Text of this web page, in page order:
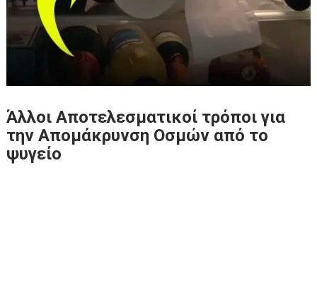
Άλλοι Αποτελεσματικοί τρόποι για
την Απομάκρυνση Οσμών από το
ψυγείο